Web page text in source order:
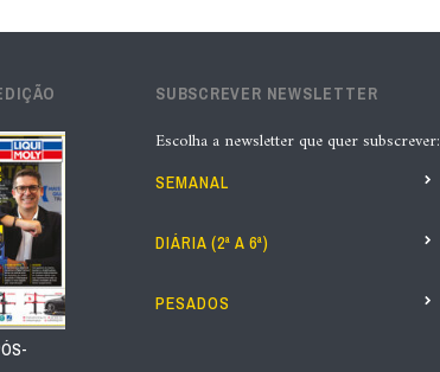
SUBSCREVER NEWSLETTER
Escolha a newsletter que quer subscrever:
SEMANAL
DIÁRIA (2ª A 6ª)
PESADOS